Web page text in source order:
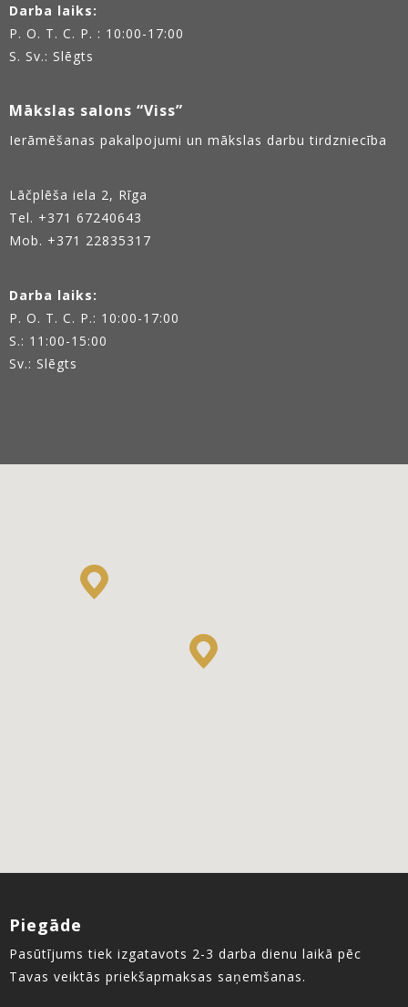
Darba laiks:
P. O. T. C. P. : 10:00-17:00
S. Sv.: Slēgts
Mākslas salons “Viss”
Ierāmēšanas pakalpojumi un mākslas darbu tirdzniecība
Lāčplēša iela 2, Rīga
Tel. +371 67240643
Mob. +371 22835317
Darba laiks:
P. O. T. C. P.: 10:00-17:00
S.: 11:00-15:00
Sv.: Slēgts
Piegāde
Pasūtījums tiek izgatavots 2-3 darba dienu laikā pēc
Tavas veiktās priekšapmaksas saņemšanas.